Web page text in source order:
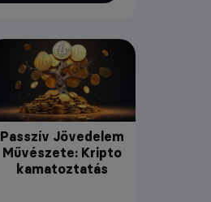
Passzív Jövedelem
Művészete: Kripto
kamatoztatás